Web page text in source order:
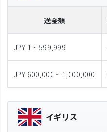
送金額
JPY 1 ~ 599,999
JPY 600,000 ~ 1,000,000
イギリス